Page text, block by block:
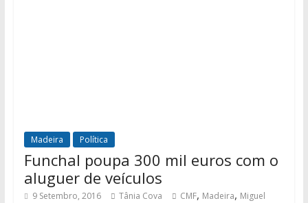
Madeira Política
Funchal poupa 300 mil euros com o
aluguer de veículos
9 Setembro, 2016 Tânia Cova CMF, Madeira, Miguel